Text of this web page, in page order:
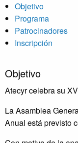
Objetivo
Programa
Patrocinadores
Inscripción
Objetivo
Atecyr celebra su
La Asamblea
Anual está previsto